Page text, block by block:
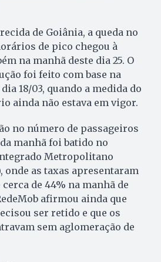
de Goiânia, a queda no
de pico chegou à
na manhã deste dia 25. O
foi feito com base na
18/03, quando a medida do
ainda não estava em vigor.
no número de passageiros
manhã foi batido no
Metropolitano
onde as taxas apresentaram
de 44% na manhã de
afirmou ainda que
ser retido e que os
sem aglomeração de